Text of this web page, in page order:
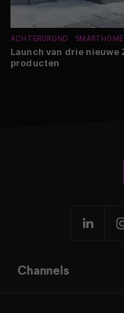
ACHTERGROND SMARTHOME
Launch van drie
producten
Channels